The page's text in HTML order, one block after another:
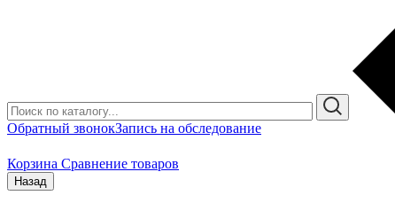
Обратный звонокЗапись на обследование
Корзина Сравнение товаров
Назад